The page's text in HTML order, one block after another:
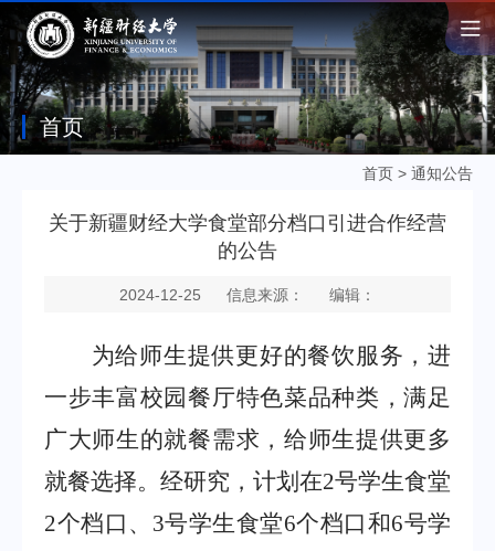
首页
首页 > 通知公告
关于新疆财经大学食堂部分档口引进合作经营
的公告
2024-12-25 信息来源： 编辑：
为给师生提供更好的餐饮服务，进
一步丰富校园餐厅特色菜品种类，满足
广大师生的就餐需求，给师生提供更多
就餐选择。经研究，计划在2号学生食堂
2个档口、 3号学生食堂6个档口和6号学